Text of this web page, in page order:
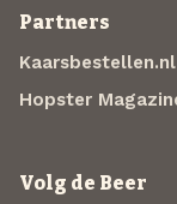
Partners
Kaarsbestellen.nl
Hopster
Volg de Beer